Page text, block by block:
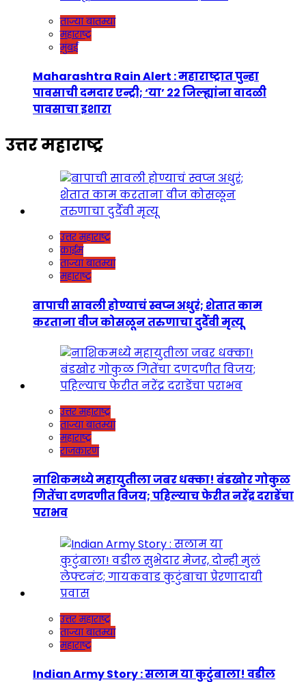
ताज्या बातम्या
महाराष्ट्र
मुंबई
Maharashtra Rain Alert : महाराष्ट्रात पुन्हा
पावसाची दमदार एन्ट्री; ‘या’ २२ जिल्ह्यांना वादळी
पावसाचा इशारा
उत्तर महाराष्ट्र
उत्तर महाराष्ट्र
क्राईम
ताज्या बातम्या
महाराष्ट्र
बापाची सावली होण्याचं स्वप्न अधुरं; शेतात काम
करताना वीज कोसळून तरुणाचा दुर्दैवी मृत्यू
उत्तर महाराष्ट्र
ताज्या बातम्या
महाराष्ट्र
राजकारण
नाशिकमध्ये महायुतीला जबर धक्का! बंडखोर गोकुळ
गितेंचा दणदणीत विजय; पहिल्याच फेरीत नरेंद्र दराडेंचा
पराभव
उत्तर महाराष्ट्र
ताज्या बातम्या
महाराष्ट्र
Indian Army Story : सलाम या कुटुंबाला! वडील